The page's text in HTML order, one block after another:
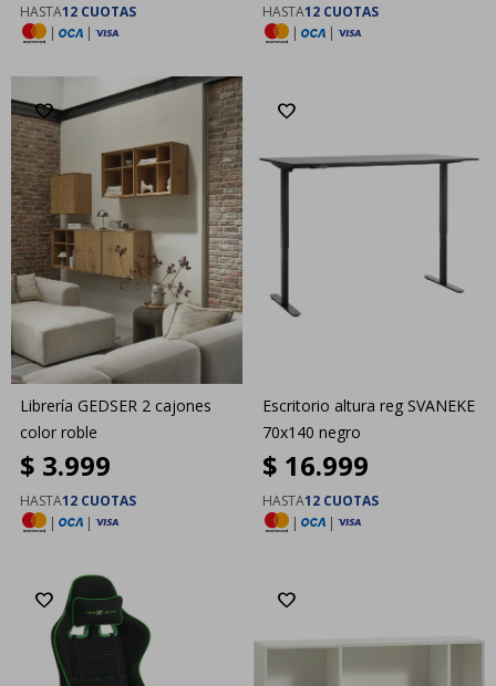
HASTA12 CUOTAS
|
|
HASTA12 CUOTAS
|
|
Librería GEDSER 2 cajones
color roble
$ 3.999
HASTA12 CUOTAS
|
|
Escritorio altura reg SVANEKE
70x140 negro
$ 16.999
HASTA12 CUOTAS
|
|